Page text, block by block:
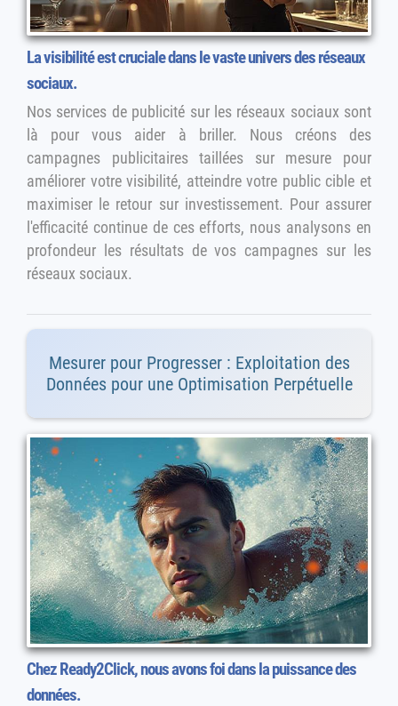
La visibilité est cruciale dans le vaste univers des réseaux
sociaux.
Nos services de publicité sur les réseaux sociaux sont
là pour vous aider à briller. Nous créons des
campagnes publicitaires taillées sur mesure pour
améliorer votre visibilité, atteindre votre public cible et
maximiser le retour sur investissement. Pour assurer
l'efficacité continue de ces efforts, nous analysons en
profondeur les résultats de vos campagnes sur les
réseaux sociaux.
Mesurer pour Progresser : Exploitation des
Données pour une Optimisation Perpétuelle
Chez Ready2Click, nous avons foi dans la puissance des
données.